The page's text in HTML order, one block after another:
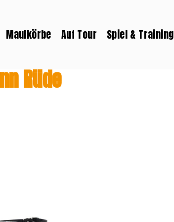
Maulkörbe Auf Tour Spiel & Training
Rüde